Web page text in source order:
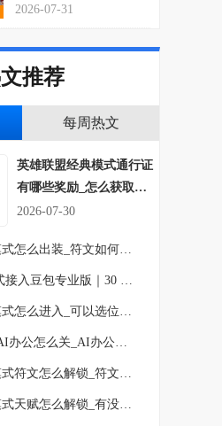
2026-07-31
推荐
每周热文
英雄联盟经典模式通行证
有哪些奖励_怎么获取符
文吗
2026-07-30
么出装_符文如何搭配
秒长视频生成、多图参考 AI视频创作能力全面升级
么进入_可以选位置吗
么关_AI办公关闭方法介绍
文怎么解锁_符文要买吗
怎么解锁_有没有等级上限